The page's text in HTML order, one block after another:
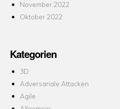
November 2022
Oktober 2022
Kategorien
3D
Adversariale Attacken
Agile